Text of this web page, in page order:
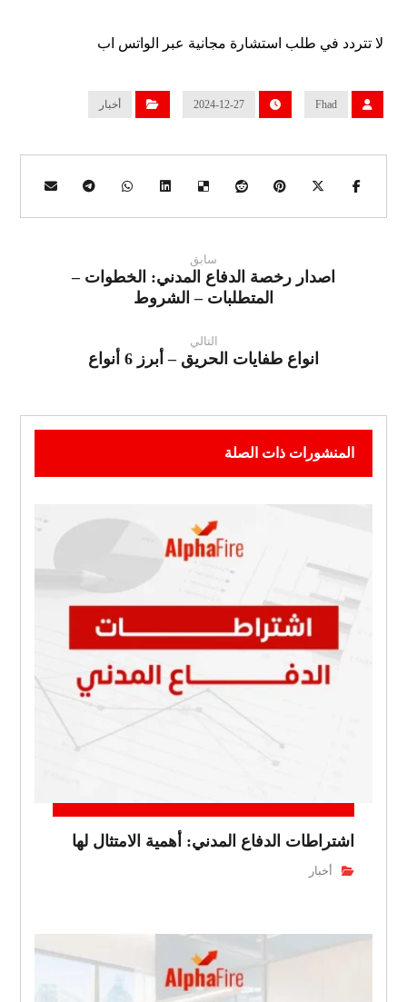
لا تتردد في طلب استشارة مجانية عبر الواتس اب
Fhad
2024-12-27 أخبار
سابق
اصدار رخصة الدفاع المدني: الخطوات –
المتطلبات – الشروط
التالي
انواع طفايات الحريق – أبرز 6 أنواع
المنشورات ذات الصلة
اشتراطات الدفاع المدني: أهمية الامتثال لها
أخبار